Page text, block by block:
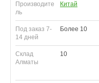
Производите
ль
Китай
Под заказ 7-
14 дней
Более 10
Склад
Алматы
10